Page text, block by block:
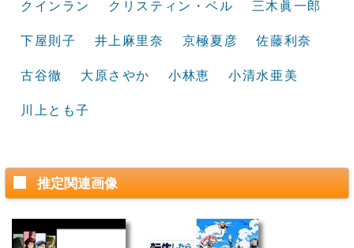
クインラン クリスティン・ベル 三木眞一郎
下屋則子 井上麻里奈 京極夏彦 佐藤利奈
古谷徹 大原さやか 小林恵 小清水亜美
川上とも子
推定関連画像